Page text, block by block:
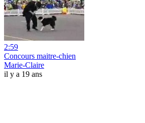
2:59
Concours maitre-chien
Marie-Claire
il y a 19 ans